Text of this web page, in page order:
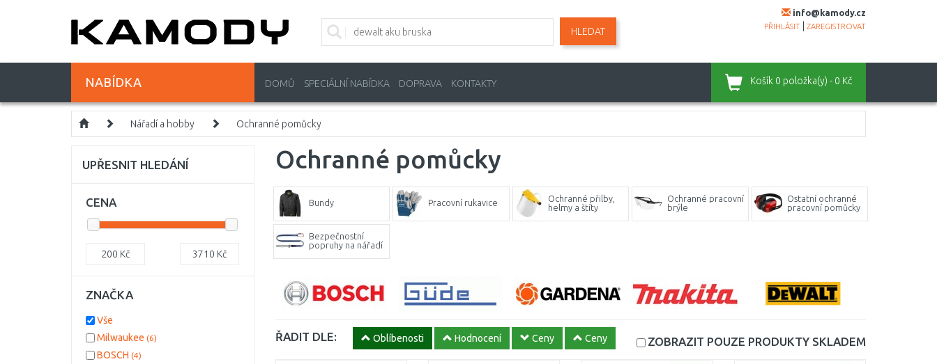
info@kamody.cz
PŘIHLÁSIT ZAREGISTROVAT
HLEDAT
NABÍDKA DOMŮ SPECIÁLNÍ NABÍDKA DOPRAVA KONTAKTY Košík 0 položka(y) - 0 Kč
Nářadí a hobby Ochranné pomůcky
Ochranné pomůcky
Bundy Pracovní rukavice
Ochranné přilby,
helmy a štíty
Ochranné pracovní
brýle
Ostatní ochranné
pracovní pomůcky
Bezpečnostní
popruhy na nářadí
ŘADIT DLE: Oblíbenosti Hodnocení Ceny Ceny ZOBRAZIT POUZE PRODUKTY SKLADEM
UPŘESNIT HLEDÁNÍ
CENA
200 Kč 3710 Kč
ZNAČKA
Vše
Milwaukee (6)
BOSCH (4)